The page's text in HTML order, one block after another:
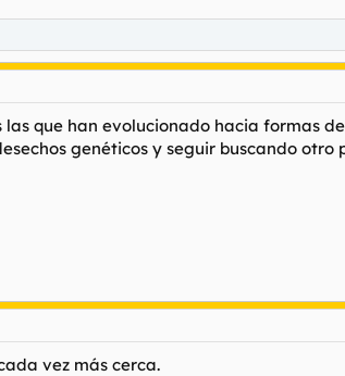
las que han evolucionado hacia formas
genéticos y seguir buscando otro
vez más cerca.